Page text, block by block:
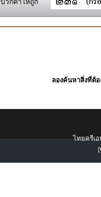
ลองค้นหาสิ่งที่ต้อ
ไทยครีเอ
[